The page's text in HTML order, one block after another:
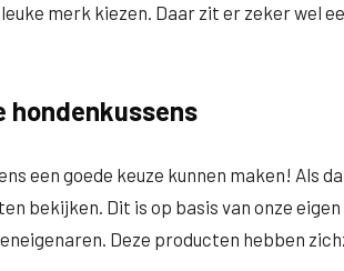
merk kiezen. Daar zit er zeker wel
hondenkussens
een goede keuze kunnen maken! Als
bekijken. Dit is op basis van onze eigen
Deze producten hebben